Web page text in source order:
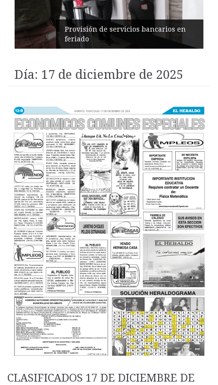
Pinllo con obras viales y atención a
niñez
Día: 17 de diciembre de 2025
CLASIFICADOS 17 DE DICIEMBRE DE